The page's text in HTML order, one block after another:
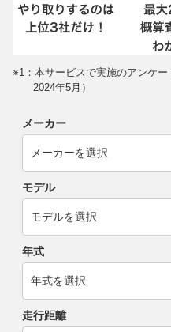
※1：本サービスで実施のアンケ
2024年5月）
メーカー
モデル
年式
走行距離